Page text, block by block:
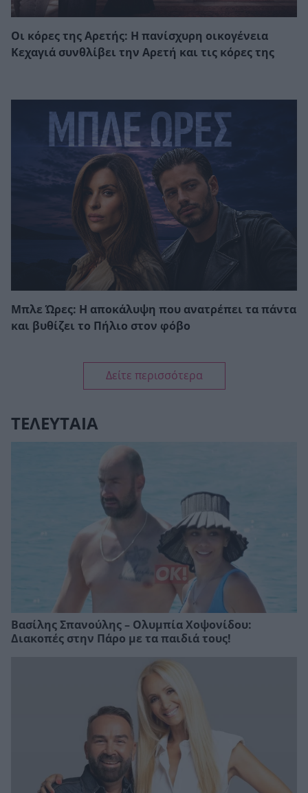
Οι κόρες της Αρετής: Η πανίσχυρη οικογένεια
Κεχαγιά συνθλίβει την Αρετή και τις κόρες της
Μπλε Ώρες: Η αποκάλυψη που ανατρέπει τα πάντα
και βυθίζει το Πήλιο στον φόβο
Δείτε περισσότερα
ΤΕΛΕΥΤΑΙΑ
Βασίλης Σπανούλης – Ολυμπία Χοψονίδου:
Διακοπές στην Πάρο με τα παιδιά τους!